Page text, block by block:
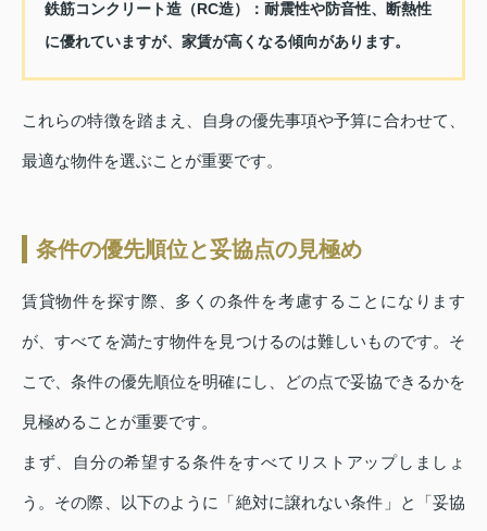
鉄筋コンクリート造（RC造）
：耐震性や防音性、断熱性
に優れていますが、家賃が高くなる傾向があります。
これらの特徴を踏まえ、自身の優先事項や予算に合わせて、
最適な物件を選ぶことが重要です。
条件の優先順位と妥協点の見極め
賃貸物件を探す際、多くの条件を考慮することになります
が、すべてを満たす物件を見つけるのは難しいものです。そ
こで、条件の優先順位を明確にし、どの点で妥協できるかを
見極めることが重要です。
まず、自分の希望する条件をすべてリストアップしましょ
う。その際、以下のように「絶対に譲れない条件」と「妥協